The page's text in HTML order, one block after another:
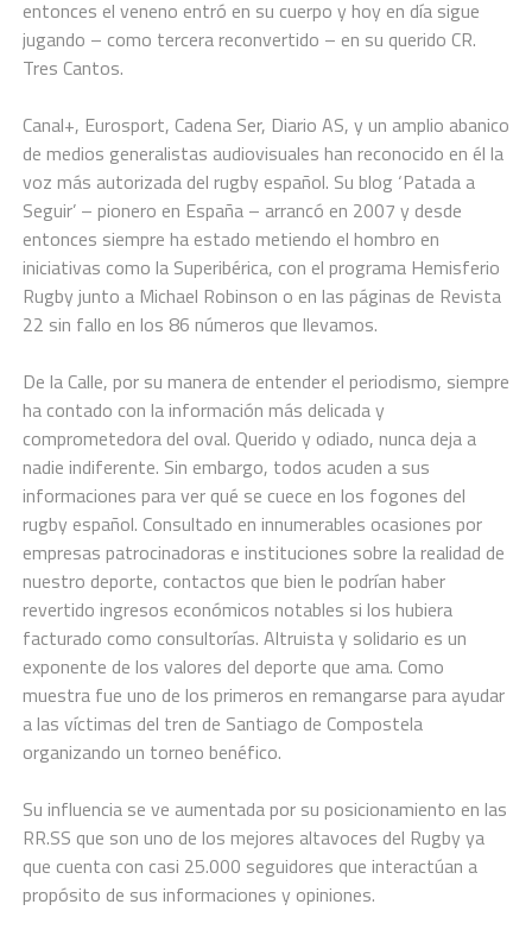
entonces el veneno entró en su cuerpo y hoy en día sigue
jugando – como tercera reconvertido – en su querido CR.
Tres Cantos.
Canal+, Eurosport, Cadena Ser, Diario AS, y un amplio abanico
de medios generalistas audiovisuales han reconocido en él la
voz más autorizada del rugby español. Su blog ‘Patada a
Seguir’ – pionero en España – arrancó en 2007 y desde
entonces siempre ha estado metiendo el hombro en
iniciativas como la Superibérica, con el programa Hemisferio
Rugby junto a Michael Robinson o en las páginas de Revista
22 sin fallo en los 86 números que llevamos.
De la Calle, por su manera de entender el periodismo, siempre
ha contado con la información más delicada y
comprometedora del oval. Querido y odiado, nunca deja a
nadie indiferente. Sin embargo, todos acuden a sus
informaciones para ver qué se cuece en los fogones del
rugby español. Consultado en innumerables ocasiones por
empresas patrocinadoras e instituciones sobre la realidad de
nuestro deporte, contactos que bien le podrían haber
revertido ingresos económicos notables si los hubiera
facturado como consultorías. Altruista y solidario es un
exponente de los valores del deporte que ama. Como
muestra fue uno de los primeros en remangarse para ayudar
a las víctimas del tren de Santiago de Compostela
organizando un torneo benéfico.
Su influencia se ve aumentada por su posicionamiento en las
RR.SS que son uno de los mejores altavoces del Rugby ya
que cuenta con casi 25.000 seguidores que interactúan a
propósito de sus informaciones y opiniones.